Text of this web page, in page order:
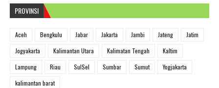
PROVINSI
Aceh Bengkulu Jabar Jakarta Jambi Jateng
Jatim
Jogyakarta
Kalimantan Utara Kalimatan Tengah
Kaltim
Lampung
Riau SulSel Sumbar Sumut
Yogjakarta
kalimantan barat